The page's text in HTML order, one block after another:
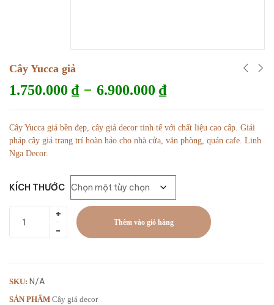
Cây Yucca giả
1.750.000 ₫– 6.900.000 ₫
Cây Yucca giả bền đẹp, cây giả decor tinh tế với chất liệu cao cấp. Giải
pháp cây giả trang trí hoàn hảo cho nhà cửa, văn phòng, quán cafe. Linh
Nga Decor.
KÍCH THƯỚC
Thêm vào giỏ hàng
SKU: N/A
SẢN PHẨM Cây giả decor